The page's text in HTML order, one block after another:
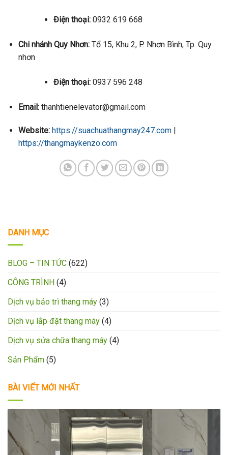
Điện thoại:0932 619 668
Chi nhánh Quy Nhơn:Tổ 15, Khu 2, P. Nhơn Bình, Tp. Quy
nhơn
Điện thoại:0937 596 248
Email:thanhtienelevator@gmail.com
Website: https://suachuathangmay247.com|
https://thangmaykenzo.com
DANH MỤC
BLOG – TIN TỨC (622)
CÔNG TRÌNH (4)
Dịch vụ bảo trì thang máy (3)
Dịch vụ lắp đặt thang máy (4)
Dịch vụ sửa chữa thang máy (4)
Sản Phẩm (5)
BÀI VIẾT MỚI NHẤT